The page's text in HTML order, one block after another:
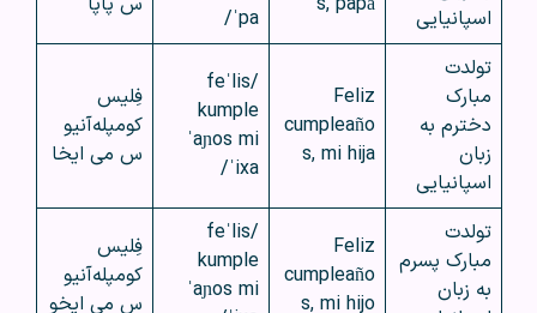
اسپانیایی
ˈpa/
تولدت
مبارک
دخترم به
زبان
اسپانیایی
Feliz
cumpleaño
s, mi hija
/feˈlis
kumple
ˈaɲos mi
ˈixa/
فِلیس
کومپله‌آنیو
س می ایخا
تولدت
مبارک پسرم
به زبان
Feliz
cumpleaño
s, mi hijo
/feˈlis
kumple
ˈaɲos mi
فِلیس
کومپله‌آنیو
س می ایخو